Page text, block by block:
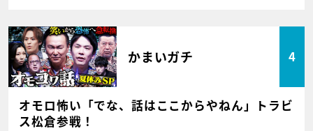
かまいガチ 4
オモロ怖い「でな、話はここからやねん」トラビ
ス松倉参戦！